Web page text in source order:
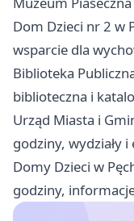
Dom Dzieci nr 2 w
wsparcie dla
Biblioteka
biblioteczna i
Urząd Miasta i
godziny, wydziały i
Domy Dzieci w
godziny,